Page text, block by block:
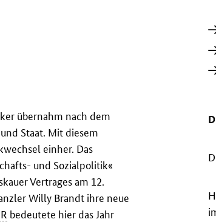
übernahm nach dem
Staat. Mit diesem
einher. Das
und Sozialpolitik«
Vertrages am 12.
Willy Brandt ihre neue
bedeutete hier das Jahr